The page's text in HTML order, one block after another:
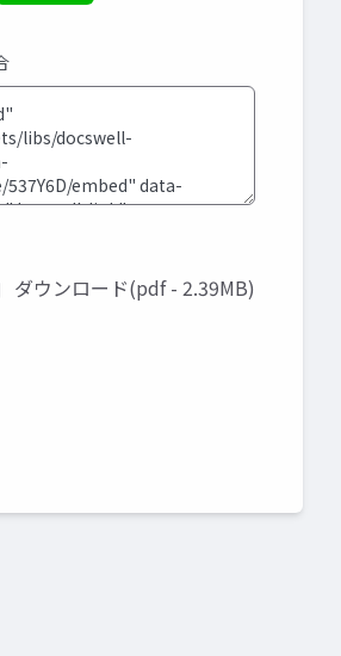
ダウンロード(pdf - 2.39MB)